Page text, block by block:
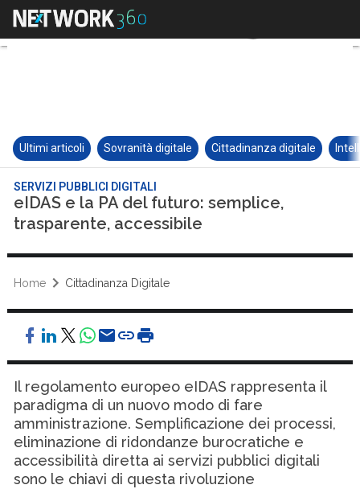
Ultimi articoli Sovranità digitale Cittadinanza digitale
SERVIZI PUBBLICI DIGITALI
eIDAS e la PA del futuro: semplice,
trasparente, accessibile
Home Cittadinanza Digitale
Il regolamento europeo eIDAS rappresenta il
paradigma di un nuovo modo di fare
amministrazione. Semplificazione dei processi,
eliminazione di ridondanze burocratiche e
accessibilità diretta ai servizi pubblici digitali
sono le chiavi di questa rivoluzione